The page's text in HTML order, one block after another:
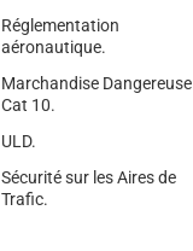
Réglementation
aéronautique.
Marchandise Dangereuse
Cat 10.
ULD.
Sécurité sur les Aires de
Trafic.